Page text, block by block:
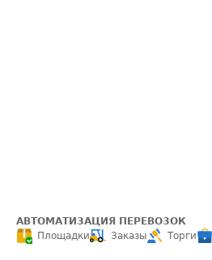
АВТОМАТИЗАЦИЯ ПЕРЕВОЗОК
Площадки
Заказы Торги